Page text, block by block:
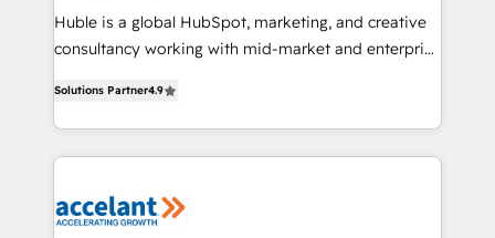
WooCommerce 💲 Stripe or Paypal 💰 Sage or
Netsuite 🤖 Google or Microsoft ✍️ DocuSign or
the rare Advanced "Custom Integrations"
Accreditation, securely sync data across... 🔄 any
new HubSpot portal with Advanced Website and
CRM Migrations using our in-house "HubScrub" Tool.
Huble is a global HubSpot, marketing, and creative
consultancy working with mid-market and enterprise
the strategy, processes, and teams that turn
HubSpot into a genuine growth engine. Named
HubSpot's Global Partner of the Year in 2024,
worldwide, and with over 15 years in the ecosystem,
Solutions Partner4.9